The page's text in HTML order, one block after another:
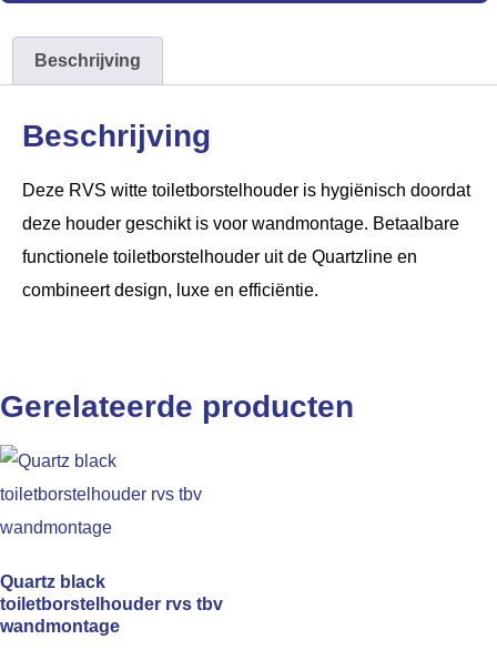
Beschrijving
Beschrijving
Deze RVS witte toiletborstelhouder is hygiënisch doordat
deze houder geschikt is voor wandmontage. Betaalbare
functionele toiletborstelhouder uit de Quartzline en
combineert design, luxe en efficiëntie.
Gerelateerde producten
Quartz black
toiletborstelhouder rvs tbv
wandmontage